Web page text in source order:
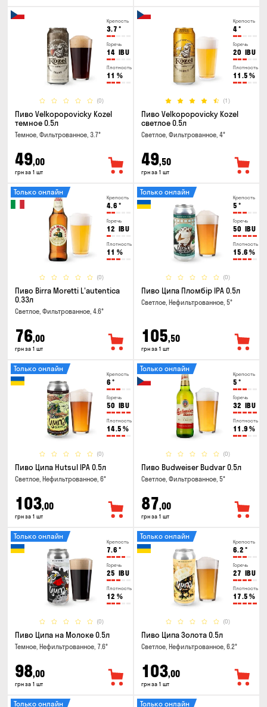
Крепость
3.7 °
Горечь
14 IBU
Плотность
11 %
(0)
Пиво Velkopopovicky Kozel
темное 0.5л
Темное, Фильтрованное, 3.7°
49,00
грн за 1 шт
Крепость
4°
Горечь
20 IBU
Плотность
11.5 %
(1)
Пиво Velkopopovicky Kozel
светлое 0.5л
Светлое, Фильтрованное, 4°
49,50
грн за 1 шт
Крепость
4.6 °
Горечь
12 IBU
Плотность
11 %
(0)
Только онлайн
Пиво Birra Moretti L'autentica
0.33л
Светлое, Фильтрованное, 4.6°
76,00
грн за 1 шт
Крепость
5 °
Горечь
50 IBU
Плотность
15.6 %
(0)
Только онлайн
Пиво Ципа Пломбір IPA 0.5л
Светлое, Нефильтрованное, 5°
105,50
грн за 1 шт
Крепость
6 °
Горечь
50 IBU
Плотность
14.5 %
(0)
Только онлайн
Пиво Ципа Hutsul IPA 0.5л
Светлое, Нефильтрованное, 6°
103,00
грн за 1 шт
Крепость
5 °
Горечь
32 IBU
Плотность
11.9 %
(0)
Только онлайн
Пиво Budweiser Budvar 0.5л
Светлое, Фильтрованное, 5°
87,00
грн за 1 шт
Крепость
7.6 °
Горечь
25 IBU
Плотность
12 %
(0)
Только онлайн
Пиво Ципа на Молоке 0.5л
Темное, Нефильтрованное, 7.6°
98,00
грн за 1 шт
Крепость
6.2 °
Горечь
27 IBU
Плотность
17.5 %
(0)
Только онлайн
Пиво Ципа Золота 0.5л
Светлое, Нефильтрованное, 6.2°
103,00
грн за 1 шт
Только онлайн Только онлайн